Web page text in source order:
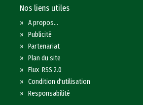
Nos liens utiles
»A propos...
»Publicité
»Partenariat
»Plan du site
»Flux RSS 2.0
»Condition d'utilisation
»Responsabilité